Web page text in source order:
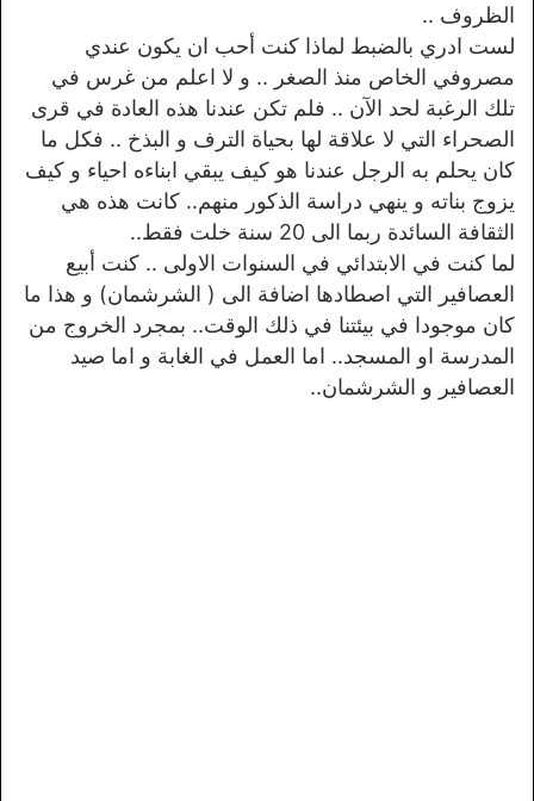
الظروف ..
لست ادري بالضبط لماذا كنت أحب ان يكون عندي
مصروفي الخاص منذ الصغر .. و لا اعلم من غرس في
تلك الرغبة لحد الآن .. فلم تكن عندنا هذه العادة في قرى
الصحراء التي لا علاقة لها بحياة الترف و البذخ .. فكل ما
كان يحلم به الرجل عندنا هو كيف يبقي ابناءه احياء و كيف
يزوج بناته و ينهي دراسة الذكور منهم.. كانت هذه هي
الثقافة السائدة ربما الى 20 سنة خلت فقط..
لما كنت في الابتدائي في السنوات الاولى .. كنت أبيع
العصافير التي اصطادها اضافة الى ( الشرشمان) و هذا ما
كان موجودا في بيئتنا في ذلك الوقت.. بمجرد الخروج من
المدرسة او المسجد.. اما العمل في الغابة و اما صيد
العصافير و الشرشمان..